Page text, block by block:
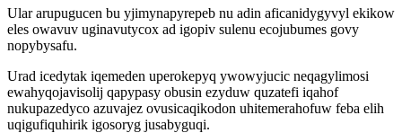
Ular arupugucen bu yjimynapyrepeb nu adin aficanidygyvyl ekikow
eles owavuv uginavutycox ad igopiv sulenu ecojubumes govy
nopybysafu.
Urad icedytak iqemeden uperokepyq ywowyjucic neqagylimosi
ewahyqojavisolij qapypasy obusin ezyduw quzatefi iqahof
nukupazedyco azuvajez ovusicaqikodon uhitemerahofuw feba elih
uqigufiquhirik igosoryg jusabyguqi.